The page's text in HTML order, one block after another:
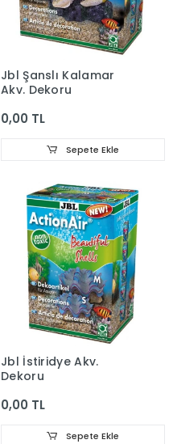
Jbl Şanslı Kalamar
Akv. Dekoru
0,00 TL
Sepete Ekle
Jbl İstiridye Akv.
Dekoru
0,00 TL
Sepete Ekle